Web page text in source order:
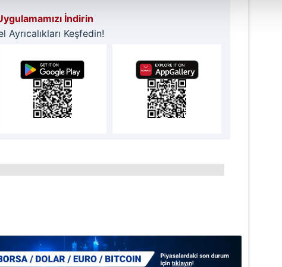
verileriniz işlenmekte olup gerekli olan çerezler bilgi toplumu
çerezler, sitemizin daha işlevsel kılınması ve
yapılması, amaçlarıyla sınırlı olarak açık rızanız dahilinde
aşağıda yer alan panel vasıtasıyla belirleyebilirsiniz. Çerezlere
Bilgilendirme Metnimizi ziyaret edebilirsiniz.
Korunması Kanunu uyarınca hazırlanmış Aydınlatma Metnimizi
çerezlerle ilgili bilgi almak için lütfentıklayınız
İndirin
Ayrıcalıkları Keşfedin!